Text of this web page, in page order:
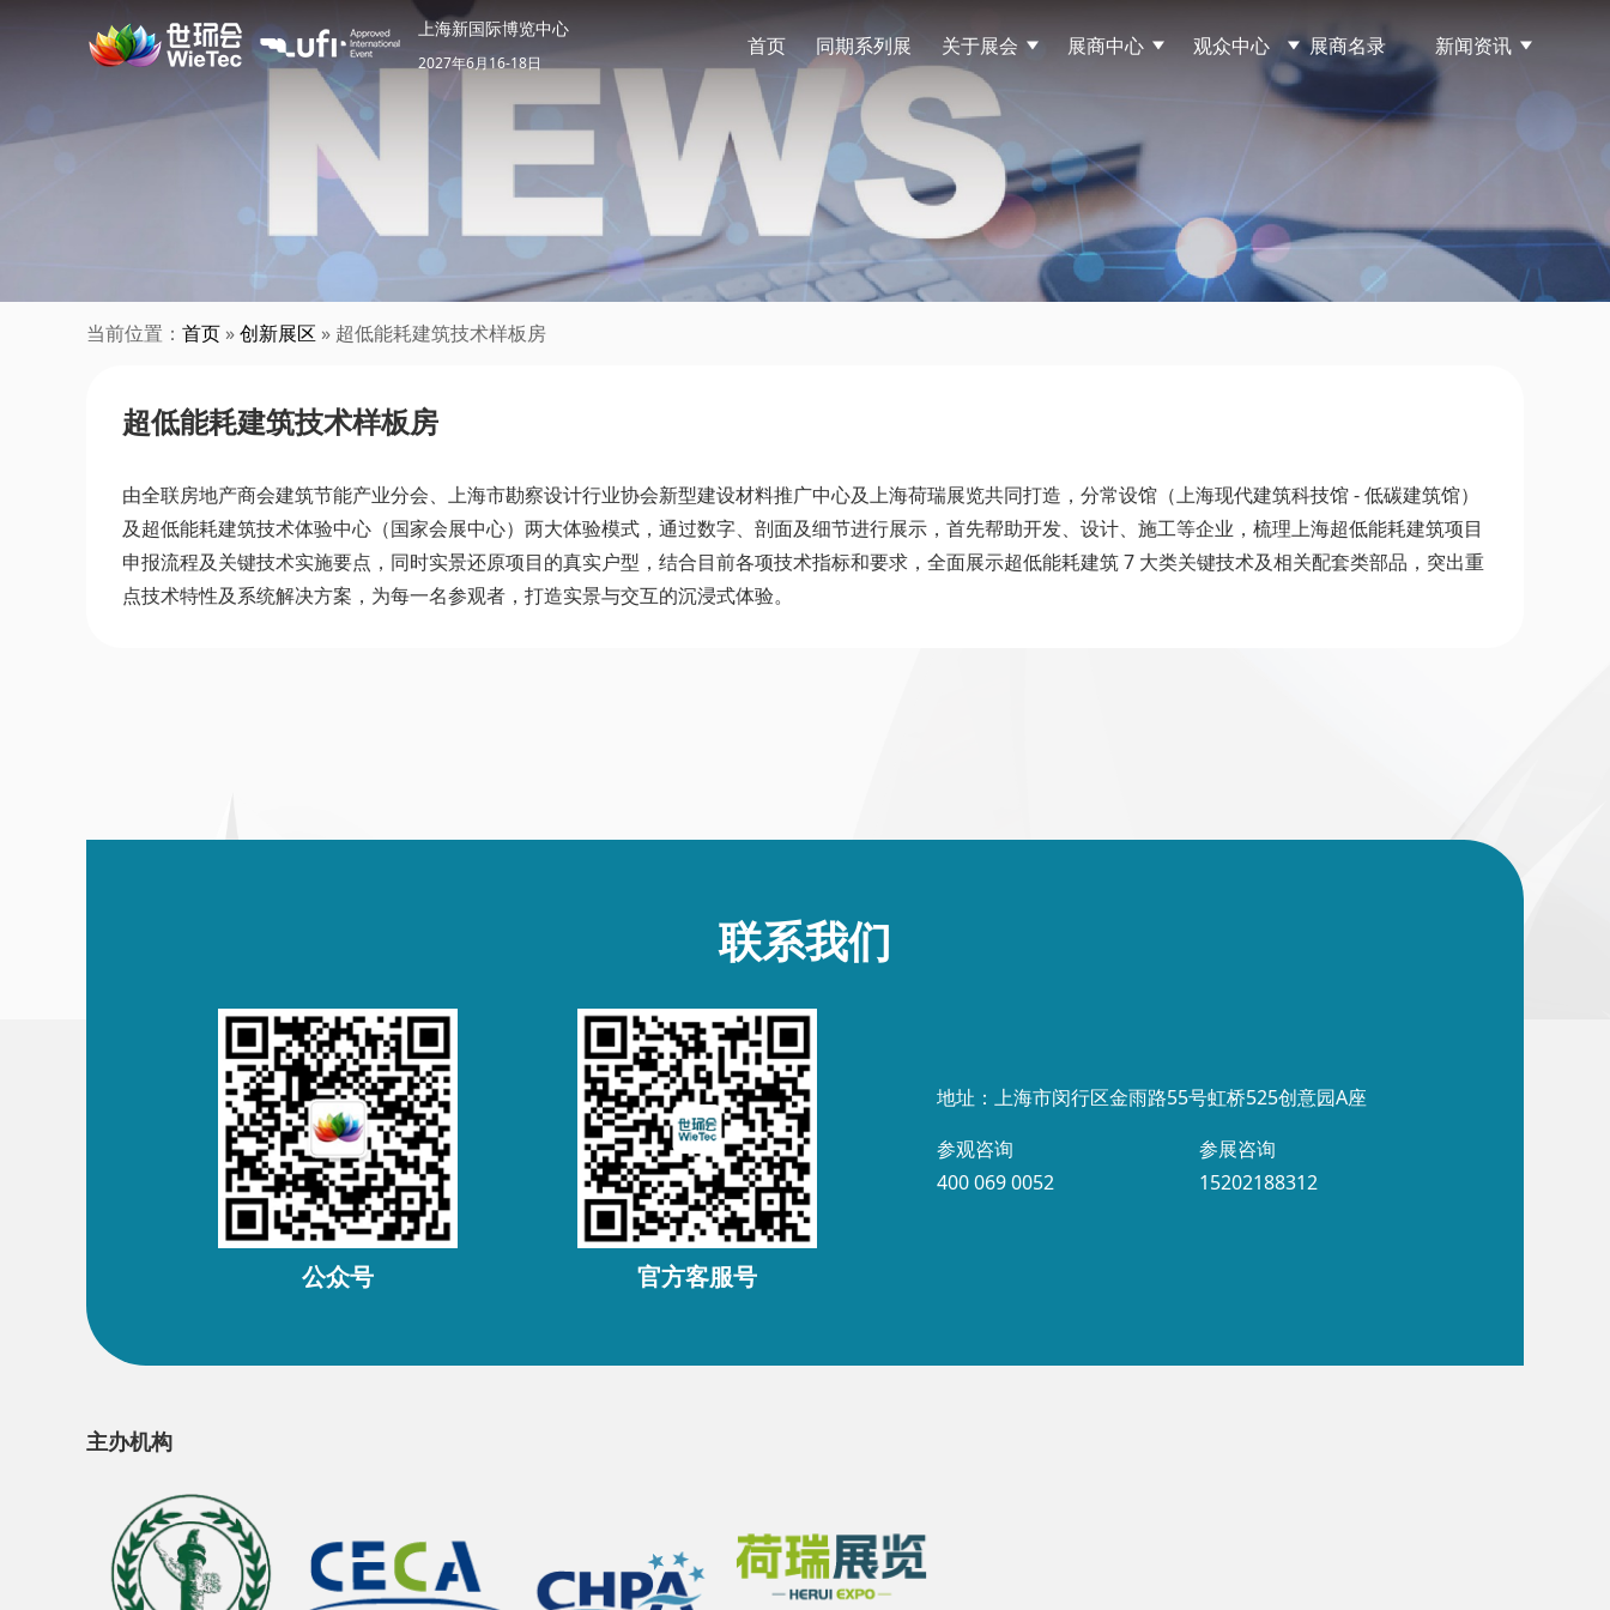
上海新国际博览中心
2027年6月16-18日
首页 同期系列展 关于展会 展商中心 观众中心 展商名录 新闻资讯
当前位置： 首页 »创新展区 » 超低能耗建筑技术样板房
超低能耗建筑技术样板房
由全联房地产商会建筑节能产业分会、上海市勘察设计行业协会新型建设材料推广中心及上海荷瑞展览共同打造，分常设馆（上海现代建筑科技馆 - 低碳建筑馆）
及超低能耗建筑技术体验中心（国家会展中心）两大体验模式，通过数字、剖面及细节进行展示，首先帮助开发、设计、施工等企业，梳理上海超低能耗建筑项目
申报流程及关键技术实施要点，同时实景还原项目的真实户型，结合目前各项技术指标和要求，全面展示超低能耗建筑 7 大类关键技术及相关配套类部品，突出重
点技术特性及系统解决方案，为每一名参观者，打造实景与交互的沉浸式体验。
联系我们
公众号 官方客服号
地址：上海市闵行区金雨路55号虹桥525创意园A座
参观咨询
400 069 0052
参展咨询
15202188312
主办机构